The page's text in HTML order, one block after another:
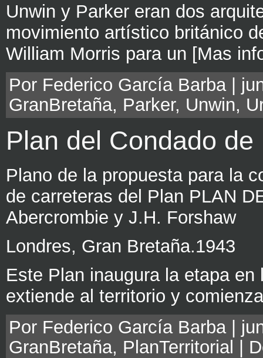
Unwin y Parker eran dos
movimiento artístico británico
William Morris para un [Mas
Por Federico García Barba |
GranBretaña, Parker, Unwin,
Plan del Condado de
Plano de la propuesta para la
de carreteras del Plan PLAN
Abercrombie y J.H. Forshaw
Londres, Gran Bretaña.1943
Este Plan inaugura la etapa
extiende al territorio y
Por Federico García Barba |
GranBretaña, PlanTerritorial |